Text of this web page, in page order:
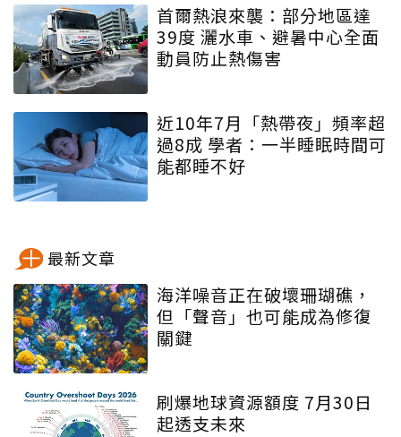
首爾熱浪來襲：部分地區達
39度 灑水車、避暑中心全面
動員防止熱傷害
近10年7月「熱帶夜」頻率超
過8成 學者：一半睡眠時間可
能都睡不好
最新文章
海洋噪音正在破壞珊瑚礁，
但「聲音」也可能成為修復
關鍵
刷爆地球資源額度 7月30日
起透支未來